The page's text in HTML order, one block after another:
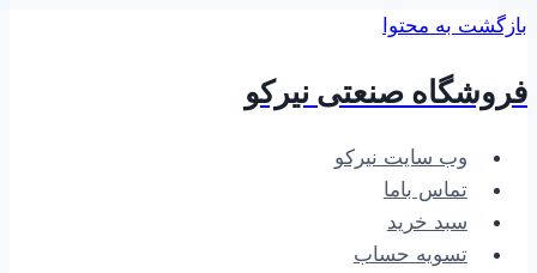
بازگشت به محتوا
فروشگاه صنعتی نیرکو
وب سایت نیرکو
تماس باما
سبد خرید
تسویه حساب